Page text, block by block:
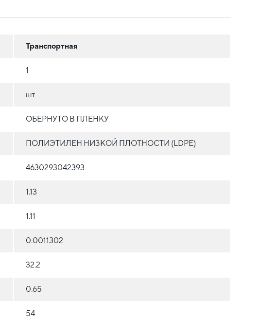
Транспортная
1
шт
ОБЕРНУТО В ПЛЕНКУ
ПОЛИЭТИЛЕН НИЗКОЙ ПЛОТНОСТИ (LDPE)
4630293042393
1.13
1.11
0.0011302
32.2
0.65
54